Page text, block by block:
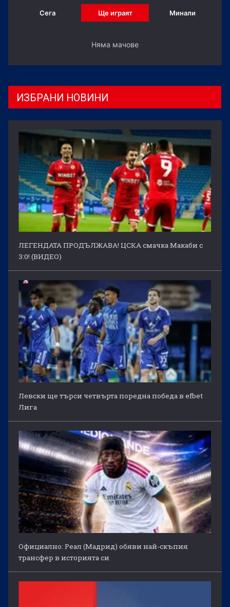
Сега Ще играят Минали
Няма мачове
ИЗБРАНИ НОВИНИ
ЛЕГЕНДАТА ПРОДЪЛЖАВА! ЦСКА смачка Макаби с
3:0! (ВИДЕО)
Левски ще търси четвърта поредна победа в efbet
Лига
Официално: Реал (Мадрид) обяви най-скъпия
трансфер в историята си